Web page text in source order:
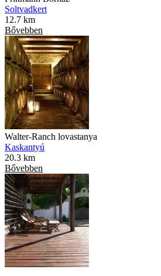
Soltvadkert
12.7 km
Bővebben
Walter-Ranch lovastanya
Kaskantyú
20.3 km
Bővebben